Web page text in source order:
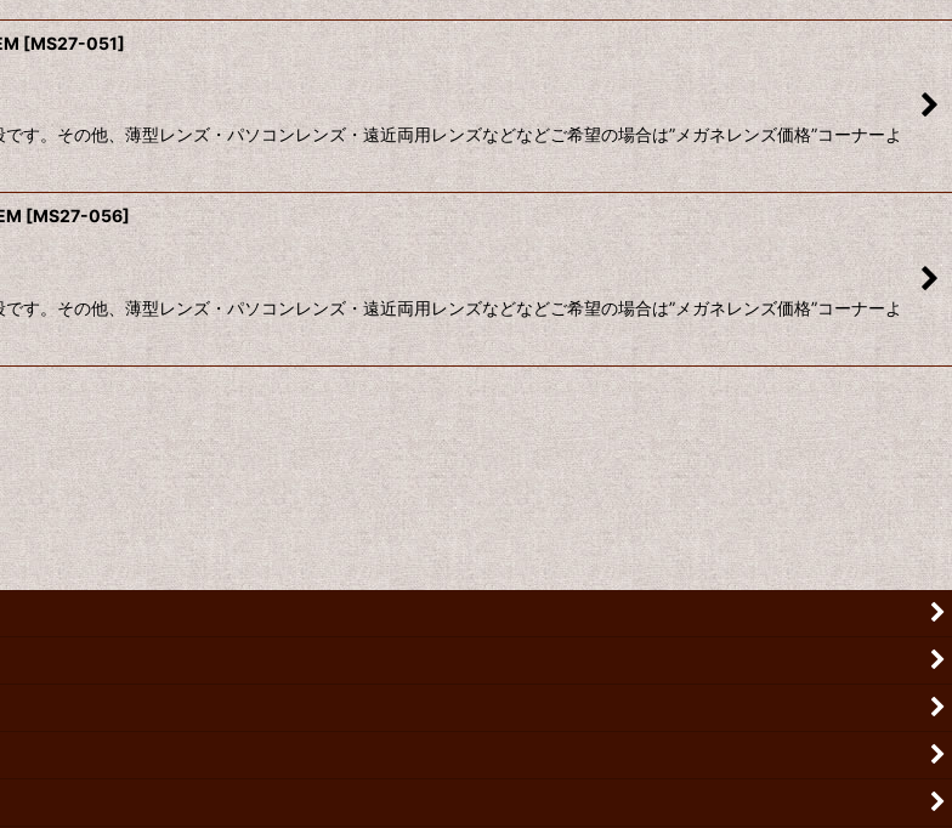
[MS27-051]
。その他、薄型レンズ・パソコンレンズ・遠近両用レンズなどなどご希望の場合は”メガネレンズ価格”コーナーよ
[MS27-056]
。その他、薄型レンズ・パソコンレンズ・遠近両用レンズなどなどご希望の場合は”メガネレンズ価格”コーナーよ